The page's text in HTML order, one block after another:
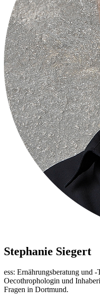
Stephanie Siegert
ess: Ernährungsberatung und
Oecothrophologin und
Fragen in Dortmund.